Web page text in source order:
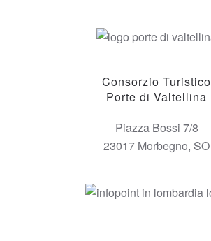
Consorzio Turistico
Porte di Valtellina
Piazza Bossi 7/8
23017 Morbegno, SO